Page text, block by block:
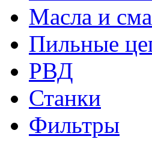
Масла и
Пильные
РВД
Станки
Фильтры